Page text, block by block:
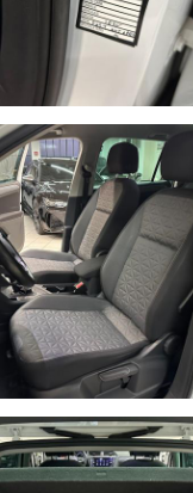
DI GARANZIA.
con gli